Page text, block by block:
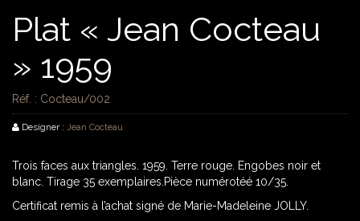
Plat « Jean Cocteau
» 1959
Réf. : Cocteau/002
Designer : Jean Cocteau
Trois faces aux triangles. 1959. Terre rouge. Engobes noir et
blanc. Tirage 35 exemplaires.Pièce numérotéé 10/35.
Certificat remis à l’achat signé de Marie-Madeleine JOLLY.